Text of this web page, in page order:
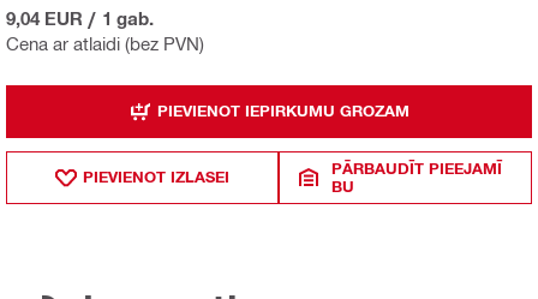
Cena ar atlaidi (bez PVN)
9,04 EUR / 1 gab.
PIEVIENOT IEPIRKUMU GROZAM
PIEVIENOT IZLASEI
PĀRBAUDĪT PIEEJAMĪ
BU